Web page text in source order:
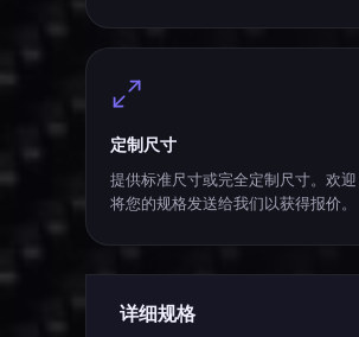
定制尺寸
提供标准尺寸或完全定制尺寸。欢
将您的规格发送给我们以获得报价。
详细规格